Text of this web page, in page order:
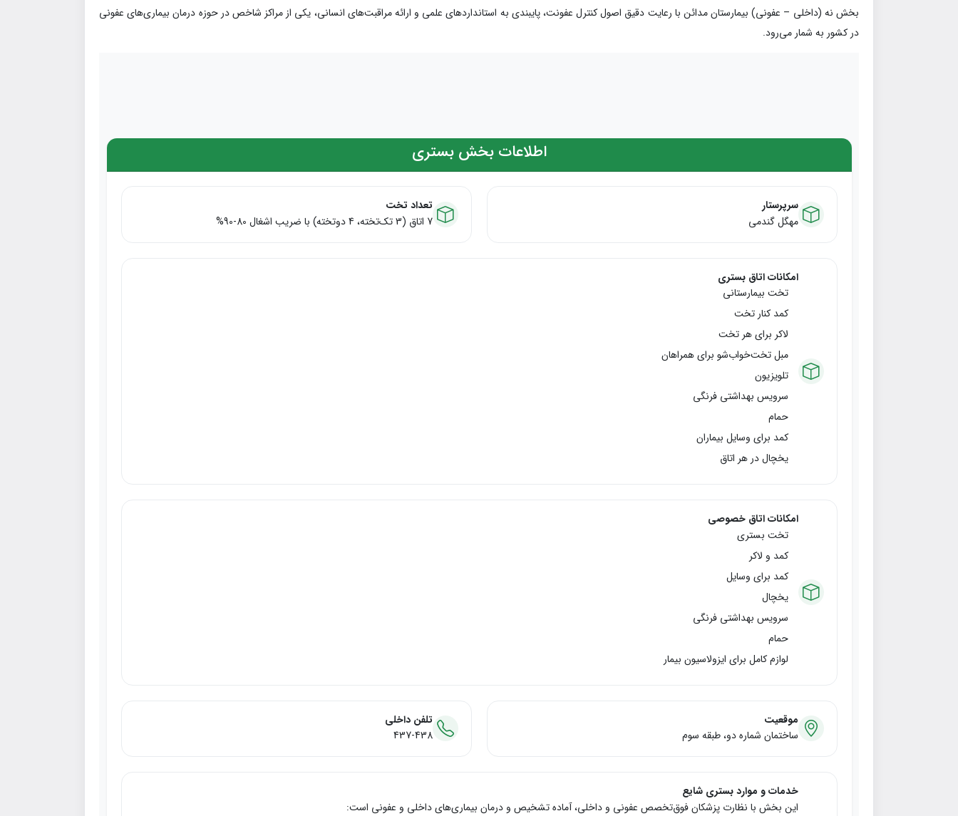
بخش نه (داخلی – عفونی) بیمارستان مدائن با رعایت دقیق اصول کنترل عفونت، پایبندی به استانداردهای علمی و ارائه مراقبت‌های انسانی، یکی از مراکز شاخص در حوزه درمان بیماری‌های عفونی
در کشور به شمار می‌رود.
اطلاعات بخش بستری
سرپرستار
مهگل گندمی
تعداد تخت
7 اتاق (3 تک‌تخته، 4 دوتخته) با ضریب اشغال 80-90%
امکانات اتاق بستری
تخت بیمارستانی
کمد کنار تخت
لاکر برای هر تخت
مبل تخت‌خواب‌شو برای همراهان
تلویزیون
سرویس بهداشتی فرنگی
حمام
کمد برای وسایل بیماران
یخچال در هر اتاق
امکانات اتاق خصوصی
تخت بستری
کمد و لاکر
کمد برای وسایل
یخچال
سرویس بهداشتی فرنگی
حمام
لوازم کامل برای ایزولاسیون بیمار
موقعیت
ساختمان شماره دو، طبقه سوم
تلفن داخلی
437-438
خدمات و موارد بستری شایع
این بخش با نظارت پزشکان فوق‌تخصص عفونی و داخلی، آماده تشخیص و درمان بیماری‌های داخلی و عفونی است: